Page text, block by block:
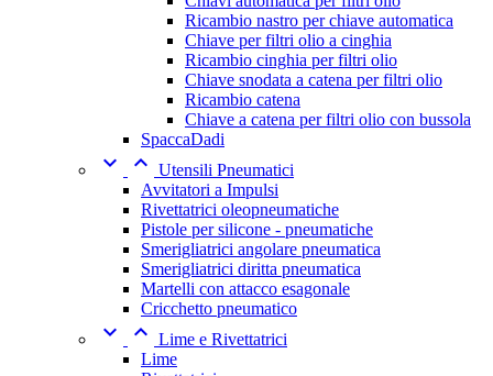
Ricambio nastro per chiave automatica
Chiave per filtri olio a cinghia
Ricambio cinghia per filtri olio
Chiave snodata a catena per filtri olio
Ricambio catena
Chiave a catena per filtri olio con bussola
SpaccaDadi
  Utensili Pneumatici
Avvitatori a Impulsi
Rivettatrici oleopneumatiche
Pistole per silicone - pneumatiche
Smerigliatrici angolare pneumatica
Smerigliatrici diritta pneumatica
Martelli con attacco esagonale
Cricchetto pneumatico
  Lime e Rivettatrici
Lime